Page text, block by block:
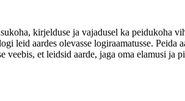
kirjelduse ja vajadusel ka peidukoha
leid aardes olevasse logiraamatusse. Peida
veebis, et leidsid aarde, jaga oma elamusi ja